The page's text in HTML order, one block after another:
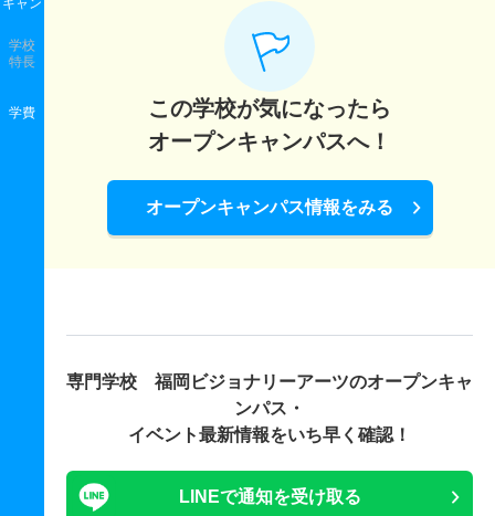
キャン
学校
特長
学費
この学校が気になったら
オープンキャンパスへ！
オープンキャンパス情報をみる
専門学校 福岡ビジョナリーアーツのオープンキャ
ンパス・
イベント最新情報をいち早く確認！
LINEで通知を受け取る